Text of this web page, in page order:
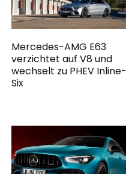
Mercedes-AMG E63
verzichtet auf V8 und
wechselt zu PHEV Inline-
Six